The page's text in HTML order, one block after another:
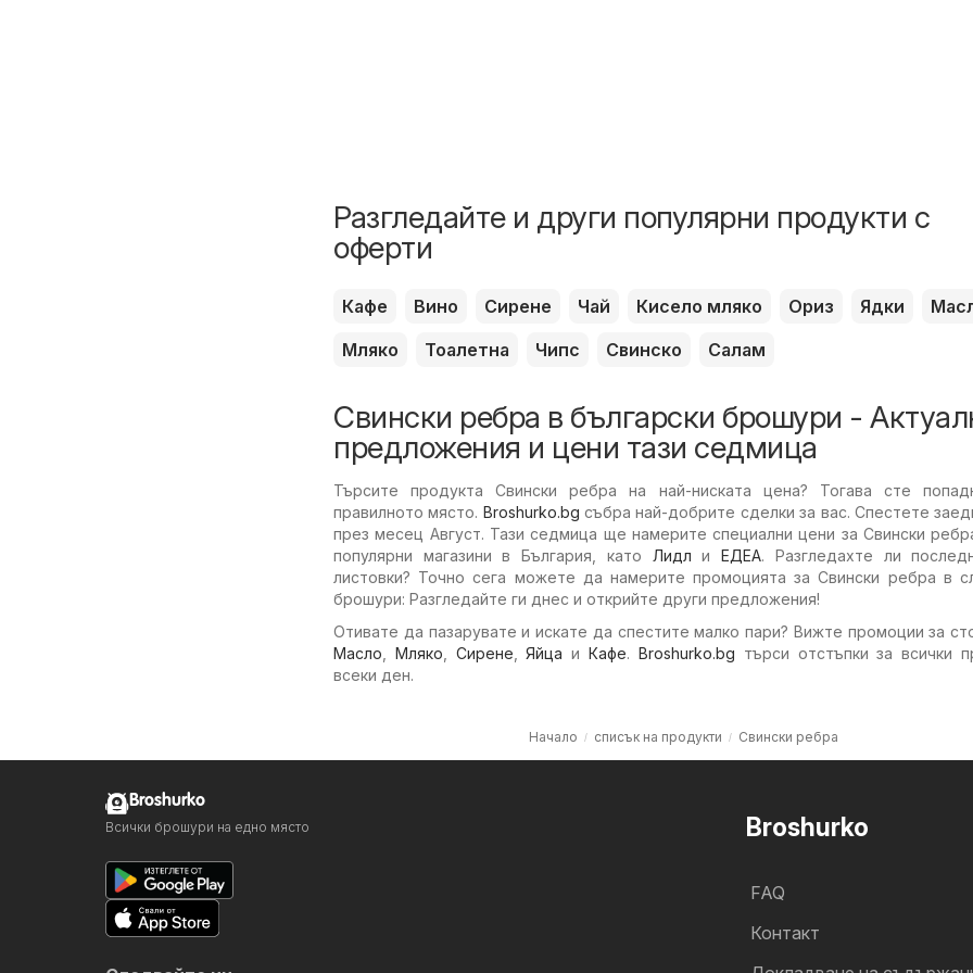
Разгледайте и други популярни продукти с
оферти
Кафе Вино Сирене Чай Кисело мляко Ориз Ядки
Мляко
Тоалетна Чипс Свинско Салам
Свински ребра в български брошури -
предложения и цени тази седмица
Търсите продукта Свински ребра на най-ниската цена? Тогава сте
правилното място. Broshurko.bg събра най-добрите сделки за вас. Спестете
през месец Август. Тази седмица ще намерите специални цени за Свински
популярни магазини в България, като Лидл иЕДЕА. Разгледахте ли
листовки? Точно сега можете да намерите промоцията за Свински ребра в
брошури: Разгледайте ги днес и открийте други предложения!
Отивате да пазарувате и искате да спестите малко пари? Вижте промоции за
Масло
Мляко Сирене ,Яйца иКафе. Broshurko.bg търси отстъпки за всички
всеки ден.
Начало списък на продукти Свински ребра
Broshurko
FAQ
Контакт
Broshurko
Всички брошури на едно място